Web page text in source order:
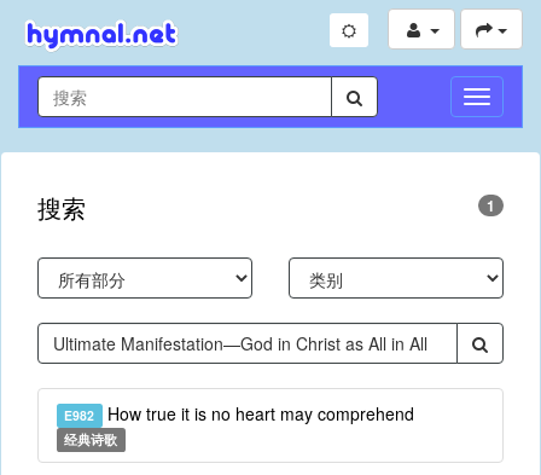
切
换
导
搜索 1
E982 How true it is no heart may comprehend
经典诗歌